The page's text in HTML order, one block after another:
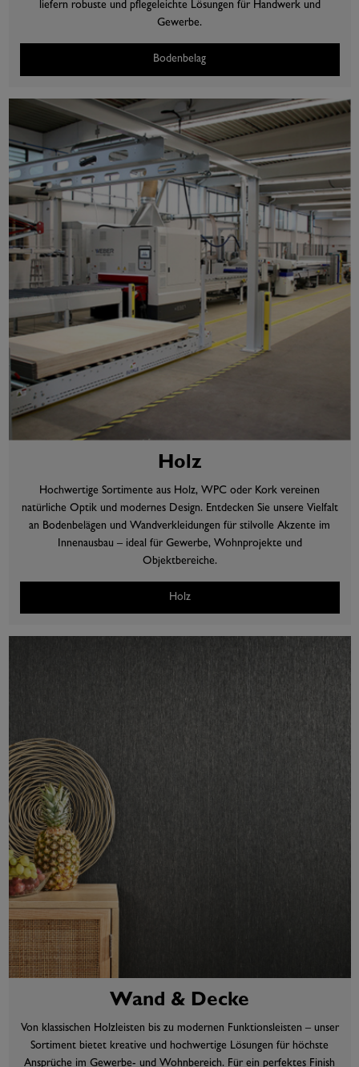
liefern robuste und pflegeleichte Lösungen für Handwerk und
Gewerbe.
Bodenbelag
Holz
Hochwertige Sortimente aus Holz, WPC oder Kork vereinen
natürliche Optik und modernes Design. Entdecken Sie unsere Vielfalt
an Bodenbelägen und Wandverkleidungen für stilvolle Akzente im
Innenausbau – ideal für Gewerbe, Wohnprojekte und
Objektbereiche.
Holz
Wand & Decke
Von klassischen Holzleisten bis zu modernen Funktionsleisten – unser
Sortiment bietet kreative und hochwertige Lösungen für höchste
Ansprüche im Gewerbe- und Wohnbereich. Für ein perfektes Finish